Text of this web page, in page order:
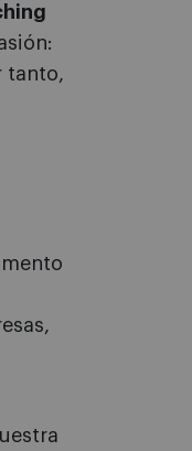
tanto,